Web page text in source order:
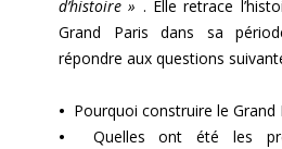
d’histoire » . Elle retrace
Grand Paris dans sa
répondre aux questions
• Pourquoi construire le Grand
•
Quelles ont été les